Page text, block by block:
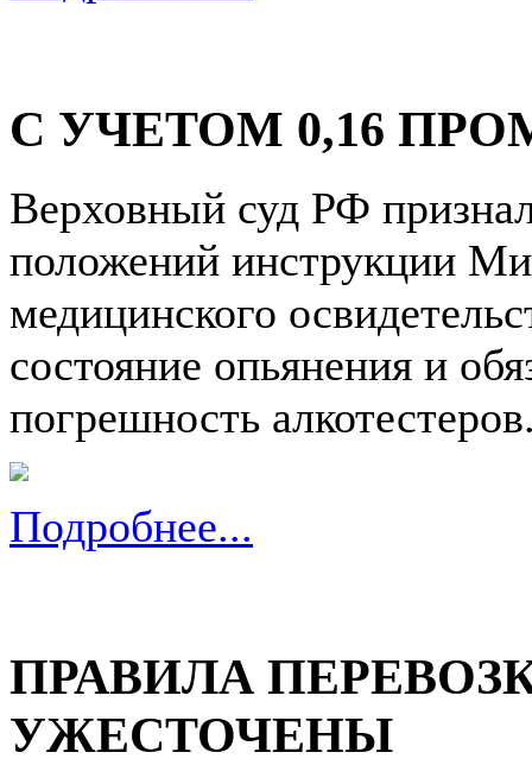
С УЧЕТОМ 0,16
Верховный суд РФ
положений инструкции
медицинского
состояние опьянения и
погрешность
Подробнее...
ПРАВИЛА
УЖЕСТОЧЕНЫ